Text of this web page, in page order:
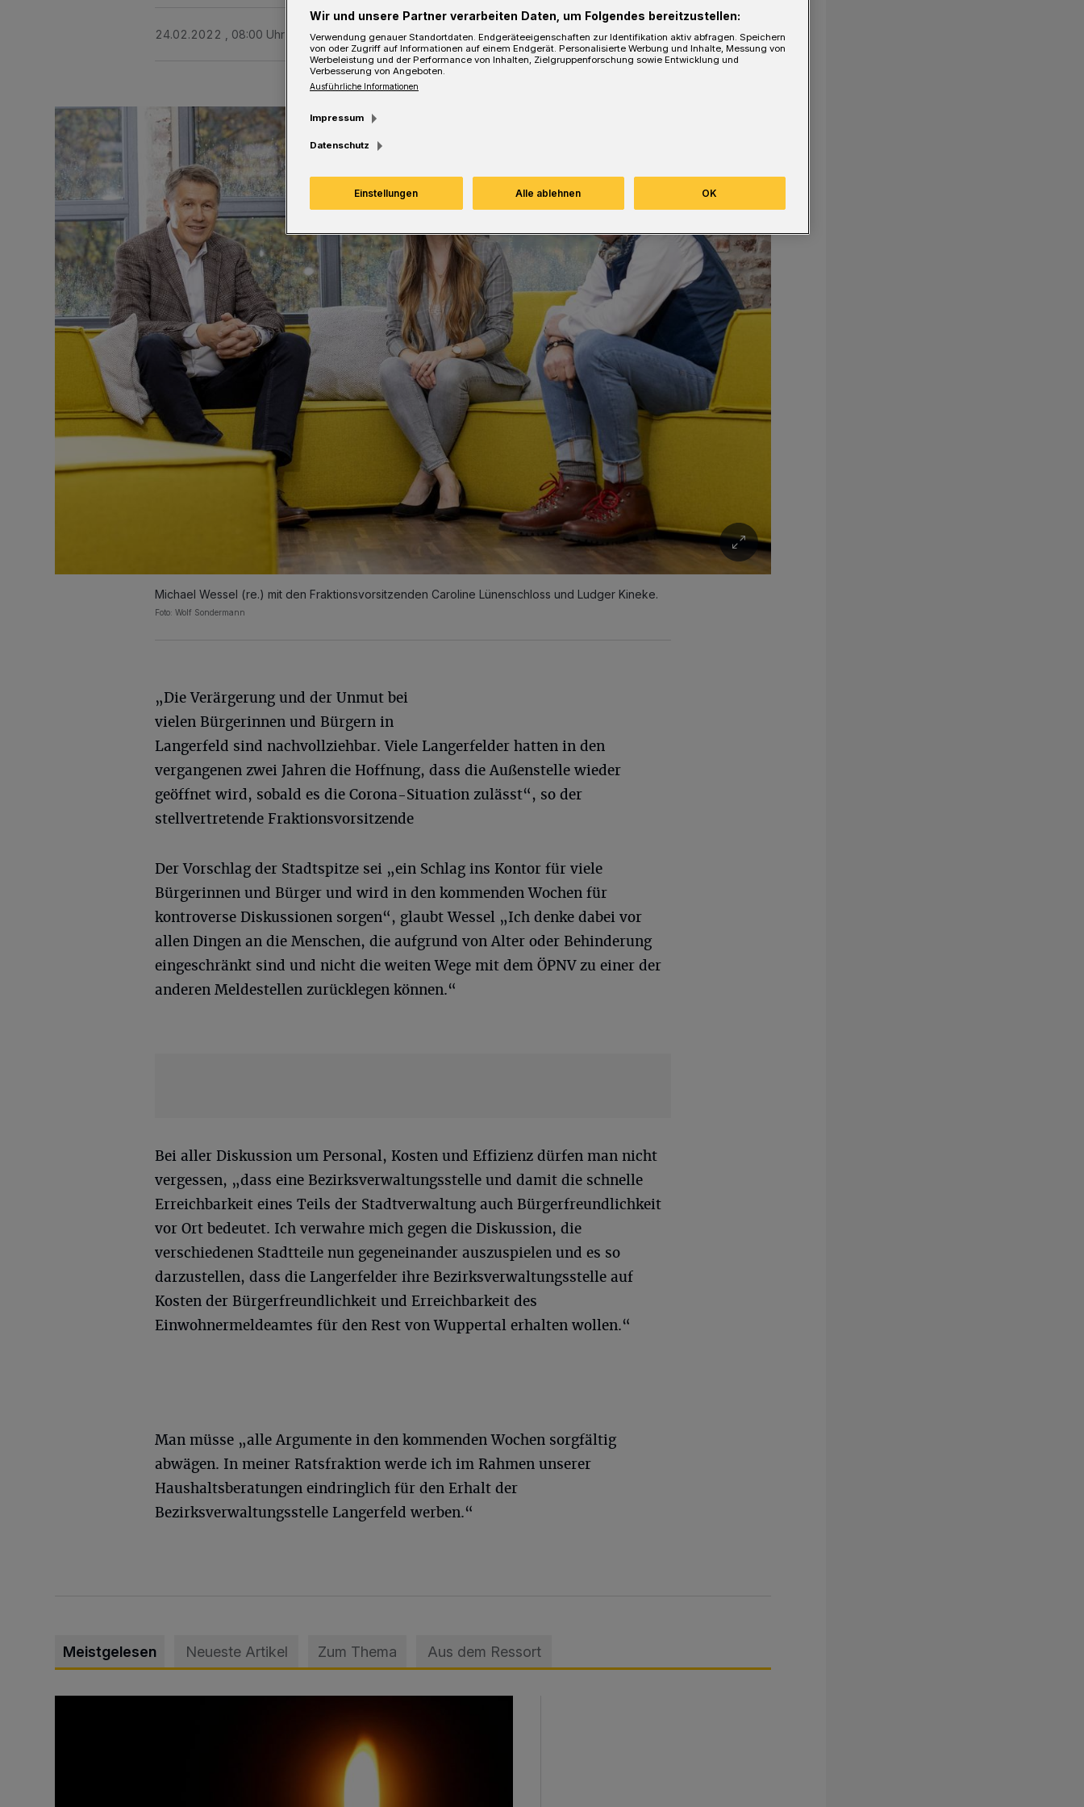
24.02.2022 , 08:00 Uhr Eine Minute Lesezeit
Michael Wessel (re.) mit den Fraktionsvorsitzenden Caroline Lünenschloss und Ludger Kineke.
Foto: Wolf Sondermann
„Die Verärgerung und der Unmut bei
vielen Bürgerinnen und Bürgern in
Langerfeld sind nachvollziehbar. Viele Langerfelder hatten in den
vergangenen zwei Jahren die Hoffnung, dass die Außenstelle wieder
geöffnet wird, sobald es die Corona-Situation zulässt“, so der
stellvertretende Fraktionsvorsitzende
Der Vorschlag der Stadtspitze sei „ein Schlag ins Kontor für viele
Bürgerinnen und Bürger und wird in den kommenden Wochen für
kontroverse Diskussionen sorgen“, glaubt Wessel „Ich denke dabei vor
allen Dingen an die Menschen, die aufgrund von Alter oder Behinderung
eingeschränkt sind und nicht die weiten Wege mit dem ÖPNV zu einer der
anderen Meldestellen zurücklegen können.“
Bei aller Diskussion um Personal, Kosten und Effizienz dürfen man nicht
vergessen, „dass eine Bezirksverwaltungsstelle und damit die schnelle
Erreichbarkeit eines Teils der Stadtverwaltung auch Bürgerfreundlichkeit
vor Ort bedeutet. Ich verwahre mich gegen die Diskussion, die
verschiedenen Stadtteile nun gegeneinander auszuspielen und es so
darzustellen, dass die Langerfelder ihre Bezirksverwaltungsstelle auf
Kosten der Bürgerfreundlichkeit und Erreichbarkeit des
Einwohnermeldeamtes für den Rest von Wuppertal erhalten wollen.“
Man müsse „alle Argumente in den kommenden Wochen sorgfältig
abwägen. In meiner Ratsfraktion werde ich im Rahmen unserer
Haushaltsberatungen eindringlich für den Erhalt der
Bezirksverwaltungsstelle Langerfeld werben.“
Meistgelesen Neueste Artikel Zum Thema Aus dem Ressort
Wir und unsere Partner verarbeiten Daten, um Folgendes bereitzustellen:
Verwendung genauer Standortdaten. Endgeräteeigenschaften zur Identifikation aktiv abfragen. Speichern
von oder Zugriff auf Informationen auf einem Endgerät. Personalisierte Werbung und Inhalte, Messung von
Werbeleistung und der Performance von Inhalten, Zielgruppenforschung sowie Entwicklung und
Verbesserung von Angeboten.
Ausführliche Informationen
Impressum
Datenschutz
Einstellungen Alle ablehnen OK